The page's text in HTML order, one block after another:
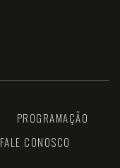
PROGRAMAÇÃO
FALE CONOSCO